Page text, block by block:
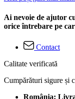
Ai nevoie de ajutor
orice întrebare pe
Contact
Calitate verificată
Cumpărături sigure și
România: